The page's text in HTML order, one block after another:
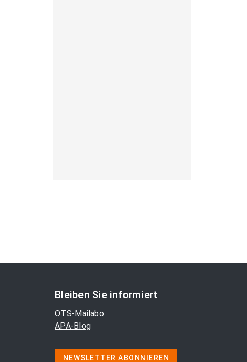
Bleiben Sie informiert
OTS-Mailabo
APA-Blog
NEWSLETTER ABONNIEREN